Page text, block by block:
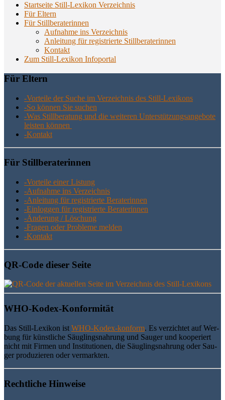
Startseite Still-Lexikon Verzeichnis
Für Eltern
Für Stillberaterinnen
Aufnahme ins Verzeichnis
Anlei­tung für regis­trier­te Stillberaterinnen
Kon­takt
Zum Still-Lexikon Infoportal
Für Eltern
-Vor­tei­le der Suche im Ver­zeich­nis des Still-Lexikons
-So kön­nen Sie suchen
-Was Still­be­ra­tung und die wei­te­ren Unter­stüt­zungs­an­ge­bo­te
leis­ten können
-Kon­takt
Für Still­be­ra­te­rin­nen
-Vor­tei­le einer Listung
-Auf­nah­me ins Verzeichnis
-Anlei­tung für regis­trier­te Beraterinnen
-Ein­log­gen für regis­trier­te Beraterinnen
-Ände­rung / Löschung
-Fra­gen oder Pro­ble­me melden
-Kon­takt
QR-Code die­ser Seite
WHO-Kodex-Kon­for­mi­tät
Das Still-Lexi­kon ist WHO-Kodex-kon­form. Es ver­zich­tet auf Wer­
bung für künst­li­che Säug­lings­nah­rung und Sau­ger und koope­riert
nicht mit Fir­men und Insti­tu­tio­nen, die Säug­lings­nah­rung oder Sau­
ger pro­du­zie­ren oder vermarkten.
Recht­li­che Hinweise